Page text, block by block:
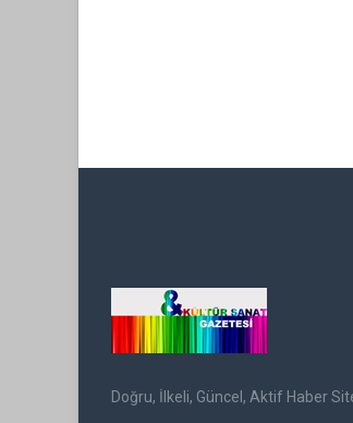
Doğru, İlkeli, Güncel, Aktif Haber